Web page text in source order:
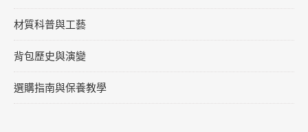
材質科普與工藝
背包歷史與演變
選購指南與保養教學